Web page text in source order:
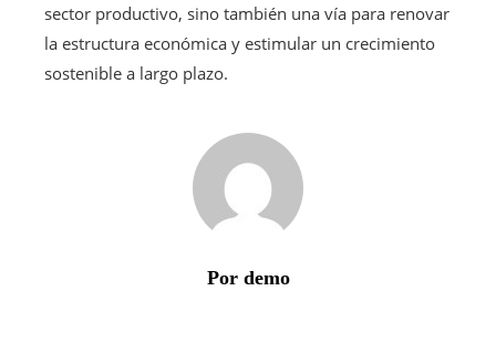
sector productivo, sino también una vía para renovar
la estructura económica y estimular un crecimiento
sostenible a largo plazo.
Por demo